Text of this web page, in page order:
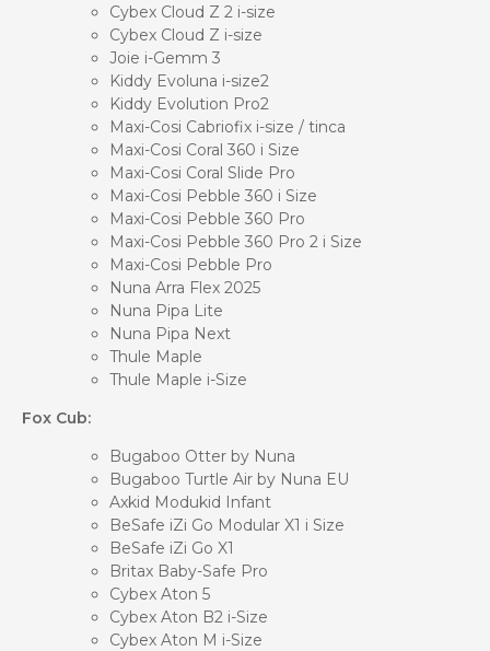
Cybex Cloud Z 2 i-size
Cybex Cloud Z i-size
Joie i-Gemm 3
Kiddy Evoluna i-size2
Kiddy Evolution Pro2
Maxi-Cosi Cabriofix i-size / tinca
Maxi-Cosi Coral 360 i Size
Maxi-Cosi Coral Slide Pro
Maxi-Cosi Pebble 360 i Size
Maxi-Cosi Pebble 360 Pro
Maxi-Cosi Pebble 360 Pro 2 i Size
Maxi-Cosi Pebble Pro
Nuna Arra Flex 2025
Nuna Pipa Lite
Nuna Pipa Next
Thule Maple
Thule Maple i-Size
Fox Cub:
Bugaboo Otter by Nuna
Bugaboo Turtle Air by Nuna EU
Axkid Modukid Infant
BeSafe iZi Go Modular X1 i Size
BeSafe iZi Go X1
Britax Baby-Safe Pro
Cybex Aton 5
Cybex Aton B2 i-Size
Cybex Aton M i-Size